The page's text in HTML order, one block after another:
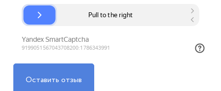
Оставить отзыв